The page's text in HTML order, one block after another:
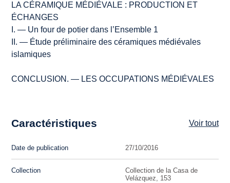
LA CÉRAMIQUE MÉDIÉVALE : PRODUCTION ET
ÉCHANGES
I. — Un four de potier dans l’Ensemble 1
II. — Étude préliminaire des céramiques médiévales
islamiques
CONCLUSION. — LES OCCUPATIONS MÉDIÉVALES
Caractéristiques Voir tout
Date de publication 27/10/2016
Collection
Collection de la Casa de
Velázquez, 153